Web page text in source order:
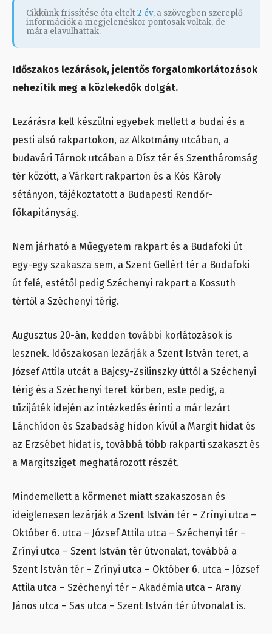
Cikkünk frissítése óta eltelt2 év, a szövegben szereplő
információk a megjelenéskor pontosak voltak, de
mára elavulhattak.
Időszakos lezárások, jelentős forgalomkorlátozások
nehezítik meg a közlekedők dolgát.
Lezárásra kell készülni egyebek mellett a budai és a
pesti alsó rakpartokon, az Alkotmány utcában, a
budavári Tárnok utcában a Dísz tér és Szentháromság
tér között, a Várkert rakparton és a Kós Károly
sétányon, tájékoztatott a Budapesti Rendőr-
főkapitányság.
Nem járható a Műegyetem rakpart és a Budafoki út
egy-egy szakasza sem, a Szent Gellért tér a Budafoki
út felé, estétől pedig Széchenyi rakpart a Kossuth
tértől a Széchenyi térig.
Augusztus 20-án, kedden további korlátozások is
lesznek. Időszakosan lezárják a Szent István teret, a
József Attila utcát a Bajcsy-Zsilinszky úttól a Széchenyi
térig és a Széchenyi teret körben, este pedig, a
tűzijáték idején az intézkedés érinti a már lezárt
Lánchídon és Szabadság hídon kívül a Margit hidat és
az Erzsébet hidat is, továbbá több rakparti szakaszt és
a Margitsziget meghatározott részét.
Mindemellett a körmenet miatt szakaszosan és
ideiglenesen lezárják a Szent István tér – Zrínyi utca –
Október 6. utca – József Attila utca – Széchenyi tér –
Zrínyi utca – Szent István tér útvonalat, továbbá a
Szent István tér – Zrínyi utca – Október 6. utca – József
Attila utca – Széchenyi tér – Akadémia utca – Arany
János utca – Sas utca – Szent István tér útvonalat is.